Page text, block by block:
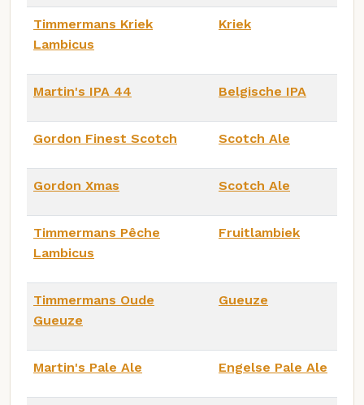
Timmermans Kriek
Lambicus
Kriek
Martin's IPA 44 Belgische IPA
Gordon Finest Scotch Scotch Ale
Gordon Xmas Scotch Ale
Timmermans Pêche
Lambicus
Fruitlambiek
Timmermans Oude
Gueuze
Gueuze
Martin's Pale Ale Engelse Pale Ale